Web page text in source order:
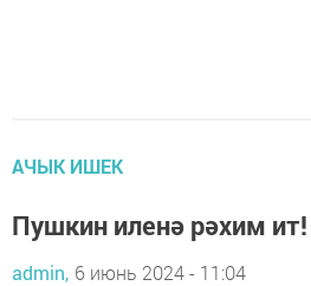
АЧЫК ИШЕК
Пушкин иленә рәхим ит!
admin, 6 июнь 2024 - 11:04